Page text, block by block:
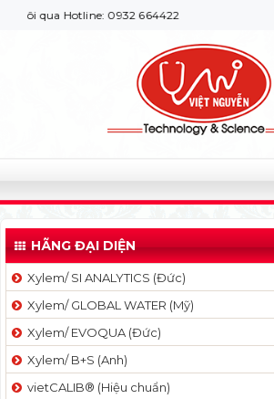
qua Hotline: 0932 664422
HÃNG ĐẠI DIỆN
Xylem/ SI ANALYTICS (Đức)
Xylem/ GLOBAL WATER (Mỹ)
Xylem/ EVOQUA (Đức)
Xylem/ B+S (Anh)
vietCALIB® (Hiệu chuẩn)